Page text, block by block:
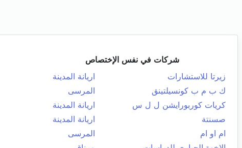
شركات في نفس الإختصاص
زيرتا للاستشارات
اريانة المدينة
ك ب م ب كونسيلتينق
المرسى
كريات كوربورايشن ل ل س
اريانة المدينة
صسنتة
اريانة المدينة
ام او ام
المرسى